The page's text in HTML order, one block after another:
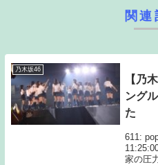
関連
乃木坂46
【乃
ング
た
611:
家の圧